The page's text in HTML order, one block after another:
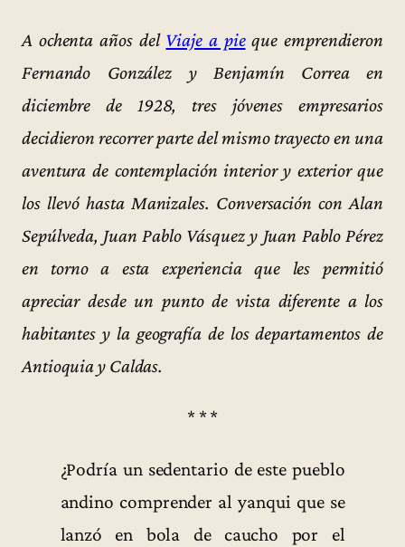
A ochenta años del Viaje a pieque emprendieron
Fernando González y Benjamín Correa en
diciembre de 1928, tres jóvenes empresarios
decidieron recorrer parte del mismo trayecto en una
aventura de contemplación interior y exterior que
los llevó hasta Manizales. Conversación con Alan
Sepúlveda, Juan Pablo Vásquez y Juan Pablo Pérez
en torno a esta experiencia que les permitió
apreciar desde un punto de vista diferente a los
habitantes y la geografía de los departamentos de
Antioquia y Caldas.
* * *
¿Podría un sedentario de este pueblo
andino comprender al yanqui que se
lanzó en bola de caucho por el